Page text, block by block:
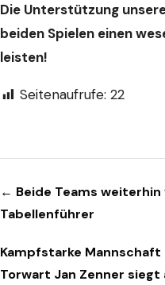
Die Unterstützung
beiden Spielen einen
leisten!
Seitenaufrufe: 22
← Beide Teams
Tabellenführer
Kampfstarke
Torwart Jan Zenner siegt